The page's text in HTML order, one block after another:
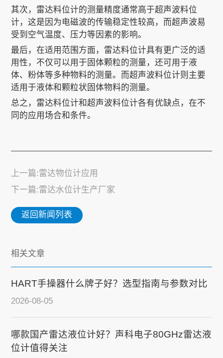
其次，雷达料位计的测量精度通常高于超声波料位
计，这是因为电磁波的传输稳定性较高，而超声波易
受到空气温度、压力等因素的影响。
最后，在适用范围方面，雷达料位计具有更广泛的适
用性，不仅可以用于固体颗粒的测量，还可用于液
体、粉体等多种物料的测量。而超声波料位计则主要
适用于液体和颗粒状固体物料的测量。
总之，雷达料位计和超声波料位计各有优缺点，在不
同的应用场合和条件。
上一篇:雷达物位计应用
下一篇:雷达水位计生产厂家
返回新闻列表
相关文章
HART手操器什么牌子好？选型指南与参数对比
2026-08-05
哪款国产雷达液位计好？声科电子80GHz雷达液
位计值得关注